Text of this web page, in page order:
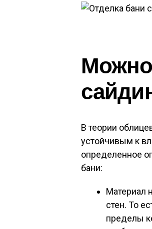
В теории
устойчивым к
определенное
бани:
Материал
стен. То
пределы